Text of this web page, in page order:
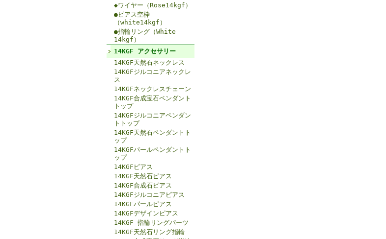
◆ワイヤー（Rose14kgf）
●ピアス空枠
（white14kgf）
●指輪リング（White
14kgf）
14KGF アクセサリー
14KGF天然石ネックレス
14KGFジルコニアネックレ
ス
14KGFネックレスチェーン
14KGF合成宝石ペンダント
トップ
14KGFジルコニアペンダン
トトップ
14KGF天然石ペンダントト
ップ
14KGFパールペンダントト
ップ
14KGFピアス
14KGF天然石ピアス
14KGF合成石ピアス
14KGFジルコニアピアス
14KGFパールピアス
14KGFデザインピアス
14KGF 指輪リングパーツ
14KGF天然石リング指輪